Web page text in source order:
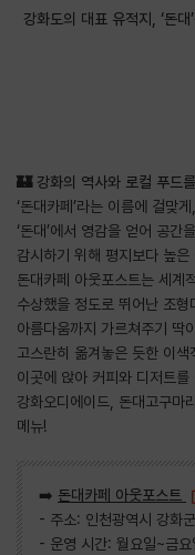
강화도의 대표 유적지, ‘돈
🏰 강화의 역사와 로컬 푸드
‘돈대카페’라는 이름에 걸맞
‘돈대’에서 영감을 얻어 공
감시하기 위해 평지보다 높
돈대카페 아웃포스트는 세계
수상했을 정도로 뛰어난 조
아름다움까지 가르쳐주기 딱
고스란히 옮겨놓은 듯한 이
이곳에 앉아 커피와 디저트
강화오디에이드, 돈대고구마
메뉴!
➡️ 돈대카페 아웃포스트
- 주소: 인천광역시 강화
- 운영 시간: 월요일~금